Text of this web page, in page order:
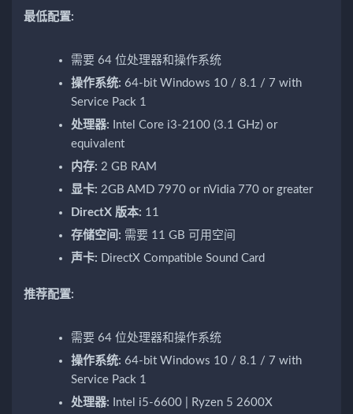
最低配置:
需要 64 位处理器和操作系统
操作系统: 64-bit Windows 10 / 8.1 / 7 with
Service Pack 1
处理器: Intel Core i3-2100 (3.1 GHz) or
equivalent
内存: 2 GB RAM
显卡: 2GB AMD 7970 or nVidia 770 or greater
DirectX 版本: 11
存储空间: 需要 11 GB 可用空间
声卡: DirectX Compatible Sound Card
推荐配置:
需要 64 位处理器和操作系统
操作系统: 64-bit Windows 10 / 8.1 / 7 with
Service Pack 1
处理器: Intel i5-6600 | Ryzen 5 2600X